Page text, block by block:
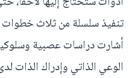
تنفيذ سلسلة من ثلاث خطوات
أشارت دراسات عصبية
الوعي الذاتي وإدراك الذات